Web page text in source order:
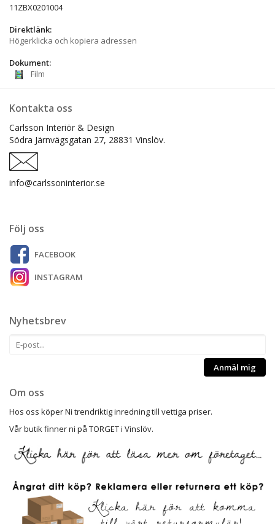
11ZBX0201004
Direktlänk:
Högerklicka och kopiera adressen
Dokument:
Film
Kontakta oss
Carlsson Interiör & Design
Södra Järnvägsgatan 27, 28831 Vinslöv.
info@carlssoninterior.se
Följ oss
FACEBOOK
INSTAGRAM
Nyhetsbrev
Anmäl mig
Om oss
Hos oss köper Ni trendriktig inredning till vettiga priser.
Vår butik finner ni på TORGET i Vinslöv.